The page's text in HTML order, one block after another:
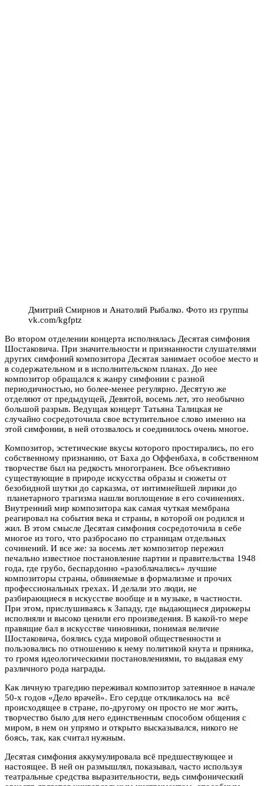
Дмитрий Смирнов и Анатолий Рыбалко. Фото из группы
vk.com/kgfptz
Во втором отделении концерта исполнялась Десятая симфония
Шостаковича. При значительности и признанности слушателями
других симфоний композитора Десятая занимает особое место и
в содержательном и в исполнительском планах. До нее
композитор обращался к жанру симфонии с разной
периодичностью, но более-менее регулярно. Десятую же
отделяют от предыдущей, Девятой, восемь лет, это необычно
большой разрыв. Ведущая концерт Татьяна Талицкая не
случайно сосредоточила свое вступительное слово именно на
этой симфонии, в ней отозвалось и соединилось очень многое.
Композитор, эстетические вкусы которого простирались, по его
собственному признанию, от Баха до Оффенбаха, в собственном
творчестве был на редкость многогранен. Все объективно
существующие в природе искусства образы и сюжеты от
безобидной шутки до сарказма, от интимнейшей лирики до
планетарного трагизма нашли воплощение в его сочинениях.
Внутренний мир композитора как самая чуткая мембрана
реагировал на события века и страны, в которой он родился и
жил. В этом смысле Десятая симфония сосредоточила в себе
многое из того, что разбросано по страницам отдельных
сочинений. И все же: за восемь лет композитор пережил
печально известное постановление партии и правительства 1948
года, где грубо, беспардонно «разоблачались» лучшие
композиторы страны, обвиняемые в формализме и прочих
профессиональных грехах. И делали это люди, не
разбирающиеся в искусстве вообще и в музыке, в частности.
При этом, прислушиваясь к Западу, где выдающиеся дирижеры
исполняли и высоко ценили его произведения. В какой-то мере
правящие бал в искусстве чиновники, понимая величие
Шостаковича, боялись суда мировой общественности и
пользовались по отношению к нему политикой кнута и пряника,
то громя идеологическими постановлениями, то выдавая ему
различного рода награды.
Как личную трагедию переживал композитор затеянное в начале
50-х годов «Дело врачей». Его сердце откликалось на всё
происходящее в стране, по-другому он просто не мог жить,
творчество было для него единственным способом общения с
миром, в нем он упрямо и открыто высказывался, никого не
боясь, так, как считал нужным.
Десятая симфония аккумулировала всё предшествующее и
настоящее. В ней он размышлял, показывал, часто используя
театральные средства выразительности, ведь симфонический